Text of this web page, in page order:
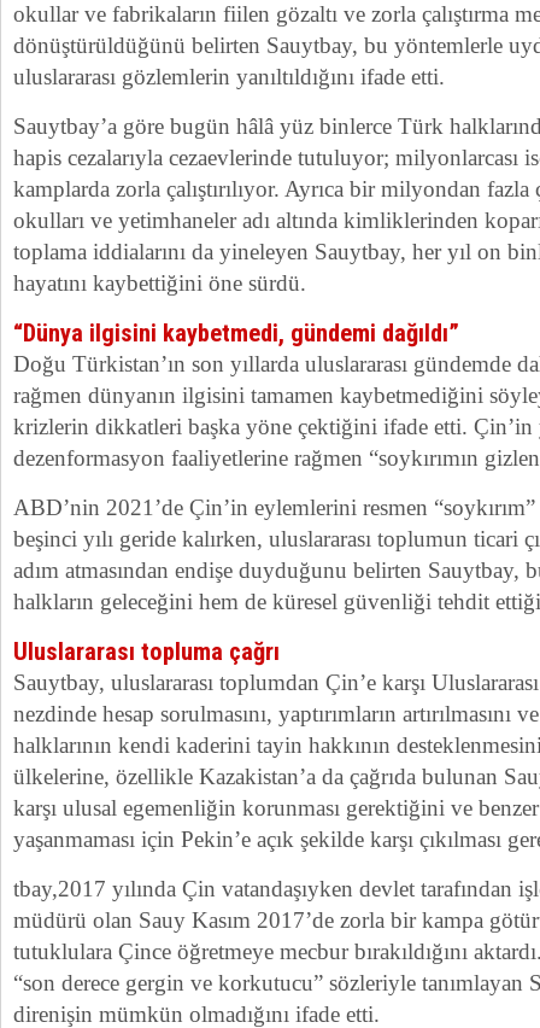
okullar ve fabrikaların fiilen gözaltı ve zorla çalıştırma
dönüştürüldüğünü belirten Sauytbay, bu yöntemlerle
uluslararası gözlemlerin yanıltıldığını ifade etti.
Sauytbay’a göre bugün hâlâ yüz binlerce Türk
hapis cezalarıyla cezaevlerinde tutuluyor; milyonlarcası
kamplarda zorla çalıştırılıyor. Ayrıca bir milyondan fazla
okulları ve yetimhaneler adı altında kimliklerinden
toplama iddialarını da yineleyen Sauytbay, her yıl on
hayatını kaybettiğini öne sürdü.
“Dünya ilgisini kaybetmedi, gündemi dağıldı”
Doğu Türkistan’ın son yıllarda uluslararası gündemde
rağmen dünyanın ilgisini tamamen kaybetmediğini
krizlerin dikkatleri başka yöne çektiğini ifade etti. Çin’in
dezenformasyon faaliyetlerine rağmen “soykırımın
ABD’nin 2021’de Çin’in eylemlerini resmen “soykırım”
beşinci yılı geride kalırken, uluslararası toplumun ticari
adım atmasından endişe duyduğunu belirten Sauytbay,
halkların geleceğini hem de küresel güvenliği tehdit
Uluslararası topluma çağrı
Sauytbay, uluslararası toplumdan Çin’e karşı
nezdinde hesap sorulmasını, yaptırımların artırılmasını
halklarının kendi kaderini tayin hakkının
ülkelerine, özellikle Kazakistan’a da çağrıda bulunan
karşı ulusal egemenliğin korunması gerektiğini ve
yaşanmaması için Pekin’e açık şekilde karşı çıkılması
tbay,2017 yılında Çin vatandaşıyken devlet tarafından
müdürü olan Sauy Kasım 2017’de zorla bir kampa
tutuklulara Çince öğretmeye mecbur bırakıldığını
“son derece gergin ve korkutucu” sözleriyle tanımlayan
direnişin mümkün olmadığını ifade etti.